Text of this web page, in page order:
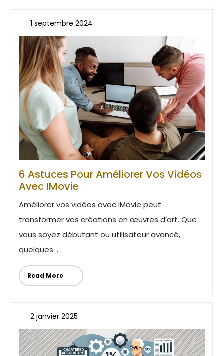
1 septembre 2024
6 Astuces Pour Améliorer Vos Vidéos
Avec IMovie
Améliorer vos vidéos avec iMovie peut
transformer vos créations en œuvres d’art. Que
vous soyez débutant ou utilisateur avancé,
quelques ...
Read More
2 janvier 2025